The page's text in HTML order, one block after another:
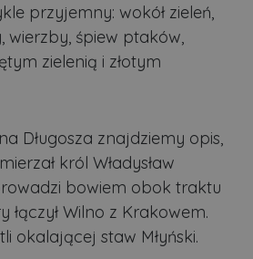
przyjemny: wokół zieleń,
wierzby, śpiew ptaków,
zielenią i złotym
Długosza znajdziemy opis,
król Władysław
bowiem obok traktu
łączył Wilno z Krakowem.
okalającej staw Młyński.